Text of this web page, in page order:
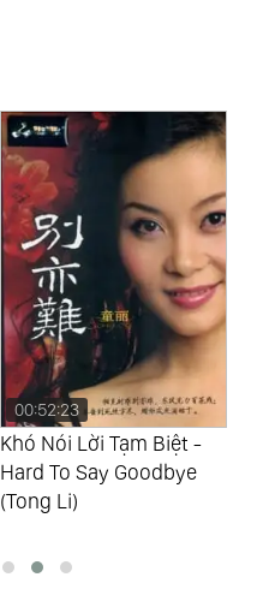
01:00:18
Yêu Em Đừng Đi - Love
Me Don’T Leave (Tong Li)